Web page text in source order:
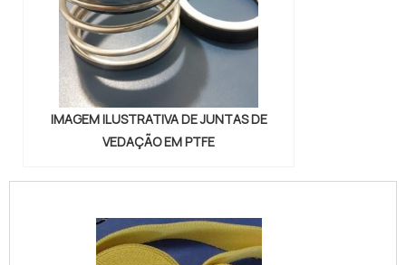
IMAGEM ILUSTRATIVA DE JUNTAS DE
VEDAÇÃO EM PTFE